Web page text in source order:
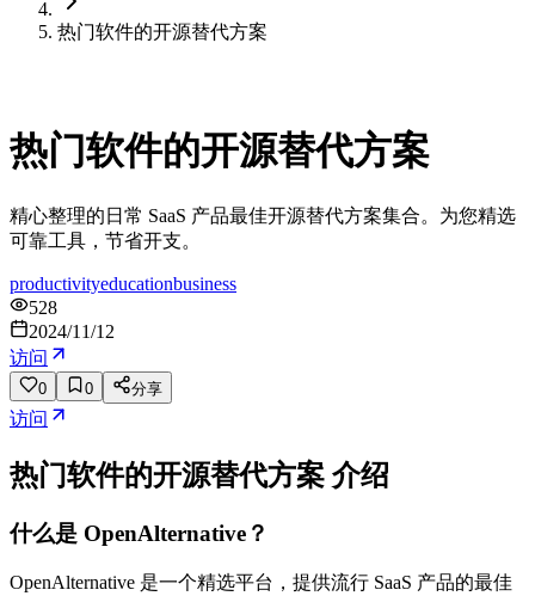
热门软件的开源替代方案
热门软件的开源替代方案
精心整理的日常 SaaS 产品最佳开源替代方案集合。为您精选
可靠工具，节省开支。
productivityeducationbusiness
528
2024/11/12
访问
0 0 分享
访问
热门软件的开源替代方案 介绍
什么是 OpenAlternative？
OpenAlternative 是一个精选平台，提供流行 SaaS 产品的最佳